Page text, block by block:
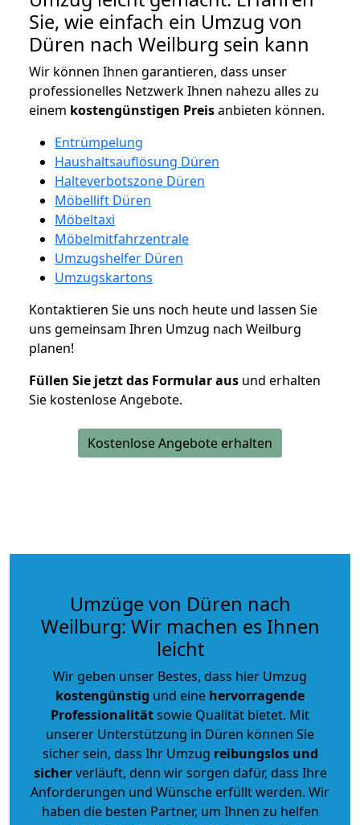
Sie, wie einfach ein Umzug von
Düren nach Weilburg sein kann
Wir können Ihnen garantieren, dass unser
professionelles Netzwerk Ihnen nahezu alles zu
einem kostengünstigen Preisanbieten können.
Entrümpelung
Haushaltsauflösung Düren
Halteverbotszone Düren
Möbellift Düren
Möbeltaxi
Möbelmitfahrzentrale
Umzugshelfer Düren
Umzugskartons
Kontaktieren Sie uns noch heute und lassen Sie
uns gemeinsam Ihren Umzug nach Weilburg
planen!
Füllen Sie jetzt das Formular aus und erhalten
Sie kostenlose Angebote.
Kostenlose Angebote erhalten
Umzüge von Düren nach
Weilburg: Wir machen es Ihnen
leicht
Wir geben unser Bestes, dass hier Umzug
kostengünstig und eine hervorragende
Professionalitätsowie Qualität bietet. Mit
unserer Unterstützung in Düren können Sie
sicher sein, dass Ihr Umzug reibungslos und
sicherverläuft, denn wir sorgen dafür, dass Ihre
Anforderungen und Wünsche erfüllt werden. Wir
haben die besten Partner, um Ihnen zu helfen